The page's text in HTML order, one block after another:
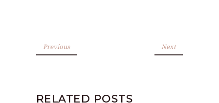
Previous Next
RELATED POSTS